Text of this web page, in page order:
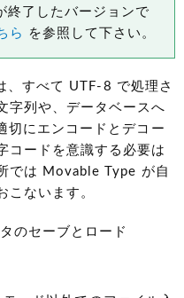
了したバージョンで
ら を参照して下さい。
すべて UTF-8 で処理さ
字列や、データベースへ
にエンコードとデコー
コードを意識する必要は
では Movable Type が自
こないます。
のセーブとロード